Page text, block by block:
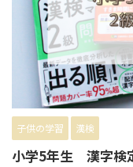
子供の学習 漢検
小学5年生 漢字検